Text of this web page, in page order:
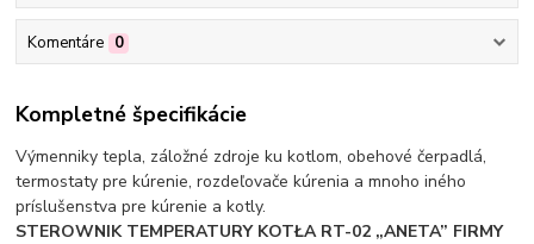
Komentáre 0
Kompletné špecifikácie
Výmenniky tepla, záložné zdroje ku kotlom, obehové čerpadlá,
termostaty pre kúrenie, rozdeľovače kúrenia a mnoho iného
príslušenstva pre kúrenie a kotly.
STEROWNIK TEMPERATURY KOTŁA RT-02 „ANETA” FIRMY